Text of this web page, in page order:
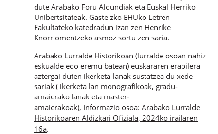
dute Arabako Foru Aldundiak eta Euskal Herriko
Unibertsitateak. Gasteizko EHUko Letren
Fakultateko katedradun izan zen Henrike
Knörr omentzeko asmoz sortu zen saria.
Arabako Lurralde Historikoan (lurralde osoan nahiz
eskualde edo eremu batean) euskararen erabilera
aztergai duten ikerketa-lanak sustatzea du xede
sariak ( ikerketa lan monografikoak, gradu-
amaierako lanak eta master-
amaierakoak), Informazio osoa: Arabako Lurralde
Historikoaren Aldizkari Ofiziala, 2024ko irailaren
16a.